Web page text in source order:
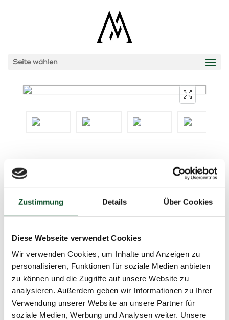
Zustimmung Details Über Cookies
Diese Webseite verwendet Cookies
Wir verwenden Cookies, um Inhalte und Anzeigen zu
personalisieren, Funktionen für soziale Medien anbieten
zu können und die Zugriffe auf unsere Website zu
analysieren. Außerdem geben wir Informationen zu Ihrer
Verwendung unserer Website an unsere Partner für
soziale Medien, Werbung und Analysen weiter. Unsere
Seite wählen
ROLEX DATEJUST
Mint Grün / Ref. 126200 / 36mm / Jubilee /
2022 / Fullset / Box + Papiere
Anfrage senden Rufen sie uns an